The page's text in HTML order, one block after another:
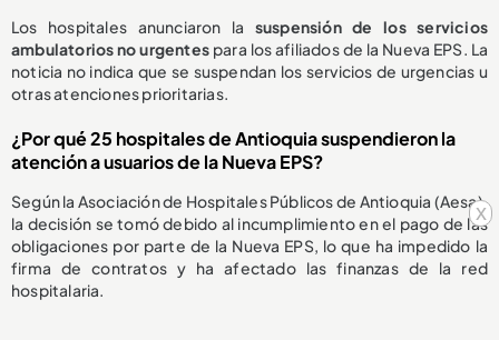
x
Los hospitales anunciaron la suspensión de los servicios
ambulatorios no urgentes para los afiliados de la Nueva EPS. La
noticia no indica que se suspendan los servicios de urgencias u
otras atenciones prioritarias.
¿Por qué 25 hospitales de Antioquia suspendieron la
atención a usuarios de la Nueva EPS?
Según la Asociación de Hospitales Públicos de Antioquia (Aesa),
la decisión se tomó debido al incumplimiento en el pago de las
obligaciones por parte de la Nueva EPS, lo que ha impedido la
firma de contratos y ha afectado las finanzas de la red
hospitalaria.